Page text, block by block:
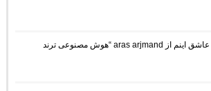
دانلود آهنگ من فقط عاشق اینم از aras arjmand “هوش مصنوعی ترند